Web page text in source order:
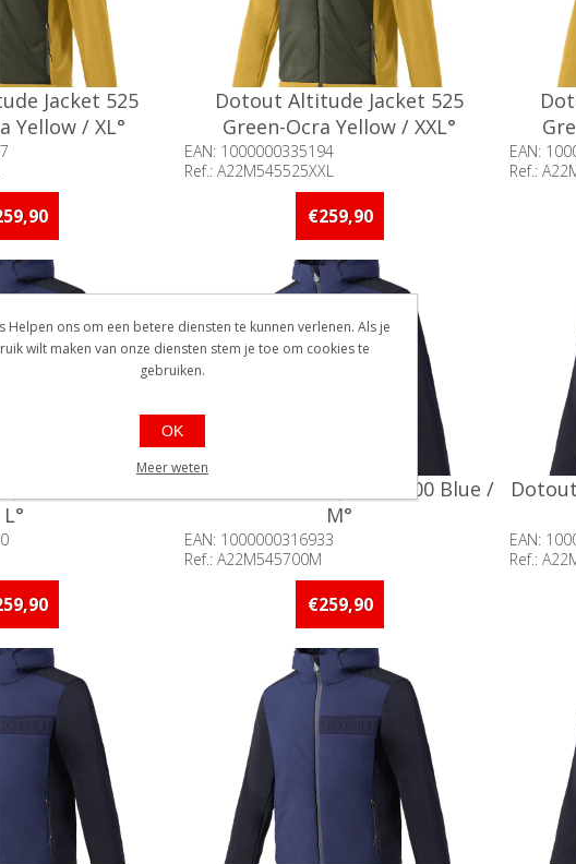
Jacket 525
Yellow / XL°
Minder dan 5 stuks
Dotout Altitude Jacket 525
Green-Ocra Yellow / XXL°
EAN: 1000000335194
Ref.: A22M545525XXL
Beschikbaarheid:: Minder dan 5 stuks
€259,90
EAN:
Ref.:
700 Blue /
L°
5 stuks of meer op
Dotout Altitude Jacket 700 Blue /
M°
EAN: 1000000316933
Ref.: A22M545700M
Beschikbaarheid:: Minder dan 5 stuks
€259,90
EAN:
Ref.:
Helpen ons om een betere diensten te kunnen verlenen. Als je
wilt maken van onze diensten stem je toe om cookies te
gebruiken.
OK
Meer weten